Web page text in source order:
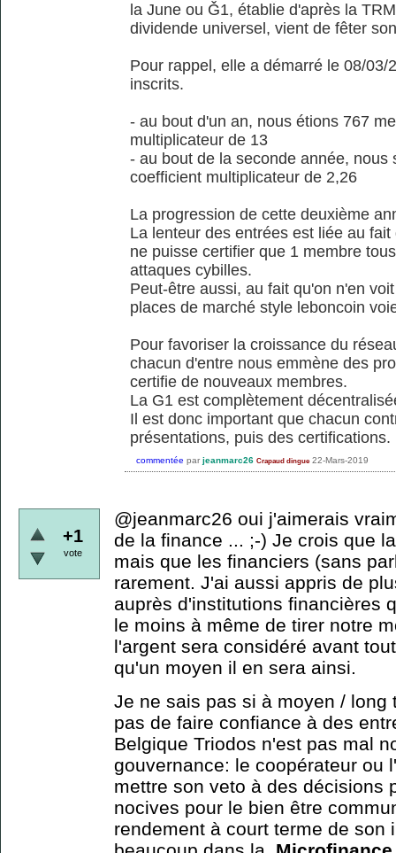
la June ou Ǧ1, établie d'après la
dividende universel, vient de fêter
Pour rappel, elle a démarré le 08/
inscrits.
- au bout d'un an, nous étions 767
multiplicateur de 13
- au bout de la seconde année,
coefficient multiplicateur de 2,26
La progression de cette deuxième
La lenteur des entrées est liée au
ne puisse certifier que 1 membre
attaques cybilles.
Peut-être aussi, au fait qu'on n'en
places de marché style leboncoin
Pour favoriser la croissance du
chacun d'entre nous emmène des
certifie de nouveaux membres.
La G1 est complètement
Il est donc important que chacun
présentations, puis des certifications.
commentée par jeanmarc26 Crapaud dingue 22-Mars-2019
+1
vote
@jeanmarc26 oui j'aimerais
de la finance ... ;-) Je crois que
mais que les financiers (sans
rarement. J'ai aussi appris de
auprès d'institutions financières
le moins à même de tirer notre
l'argent sera considéré avant
qu'un moyen il en sera ainsi.
Je ne sais pas si à moyen /
pas de faire confiance à des
Belgique Triodos n'est pas mal
gouvernance: le coopérateur ou
mettre son veto à des décisions
nocives pour le bien être
rendement à court terme de son